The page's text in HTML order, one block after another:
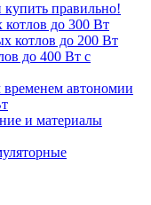
купить правильно!
до 300 Вт
котлов до 200 Вт
до 400 Вт с
автономии
и материалы